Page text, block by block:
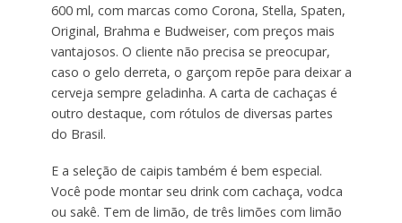
600 ml, com marcas como Corona, Stella, Spaten,
Original, Brahma e Budweiser, com preços mais
vantajosos. O cliente não precisa se preocupar,
caso o gelo derreta, o garçom repõe para deixar a
cerveja sempre geladinha. A carta de cachaças é
outro destaque, com rótulos de diversas partes
do Brasil.
E a seleção de caipis também é bem especial.
Você pode montar seu drink com cachaça, vodca
ou sakê. Tem de limão, de três limões com limão